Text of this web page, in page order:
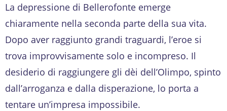
La depressione di Bellerofonte emerge
chiaramente nella seconda parte della sua vita.
Dopo aver raggiunto grandi traguardi, l’eroe si
trova improvvisamente solo e incompreso. Il
desiderio di raggiungere gli dèi dell’Olimpo, spinto
dall’arroganza e dalla disperazione, lo porta a
tentare un’impresa impossibile.